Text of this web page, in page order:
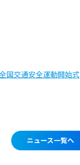
国交通安全運動開始式
ニュース一覧へ